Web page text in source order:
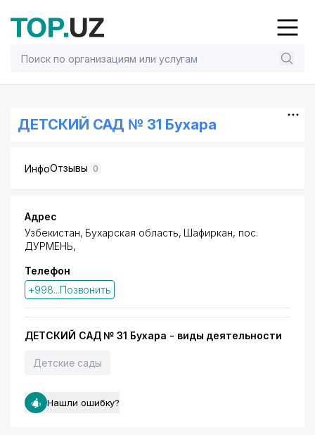
ДЕТСКИЙ САД № 31 Бухара
ИнфоОтзывы 0
Адрес
Узбекистан, Бухарская область, Шафиркан, пос.
ДУРМЕНЬ,
Телефон
+998...Позвонить
ДЕТСКИЙ САД № 31 Бухара - виды деятельности
Детские сады
Нашли ошибку?